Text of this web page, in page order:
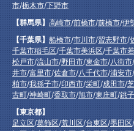
市/栃木市/下野市
【群馬県】高崎市/前橋市/前橋市/伊
【千葉県】船橋市/市川市/習志野市/
千葉市稲毛区/千葉市美浜区/千葉市
松戸市/流山市/野田市/東金市/八街市/
井市/富里市/佐倉市/八千代市/浦安市/
柏市/我孫子市/印西市/栄町/成田市/
古町/神崎町/香取市/旭市/東庄町/銚
【東京都】
足立区/葛飾区/荒川区/台東区/墨田区/